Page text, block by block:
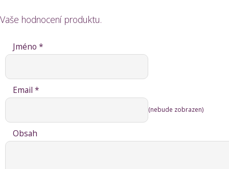
Vaše hodnocení produktu.
Jméno *
Email *
(nebude zobrazen)
Obsah